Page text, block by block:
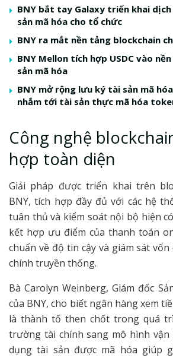
BNY bắt tay Galaxy triển khai
sản mã hóa cho tổ chức
BNY ra mắt nền tảng blockchain
BNY Mellon tích hợp USDC vào
sản mã hóa
BNY mở rộng lưu ký tài sản mã
nhắm tới tài sản thực mã hóa
Công nghệ
hợp toàn diện
Giải pháp được triển khai trên
BNY, tích hợp đầy đủ với các hệ
tuân thủ và kiểm soát nội bộ hiện
kết hợp ưu điểm của thanh toán
chuẩn về độ tin cậy và giám sát
chính truyền thống.
Bà Carolyn Weinberg, Giám đốc
của BNY, cho biết ngân hàng xem
là thành tố then chốt trong quá
trường tài chính sang mô hình vận
dụng tài sản được mã hóa giúp